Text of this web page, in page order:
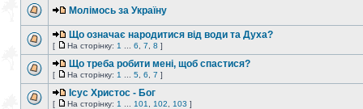
Молімось за Україну
Що означає народитися від води та Духа?
[ На сторінку: 1 6 7 8 ]
Що треба робити мені, щоб спастися?
[ На сторінку: 1 5 6 7 ]
Ісус Христос - Бог
[ На сторінку: 1 101 102 103 ]